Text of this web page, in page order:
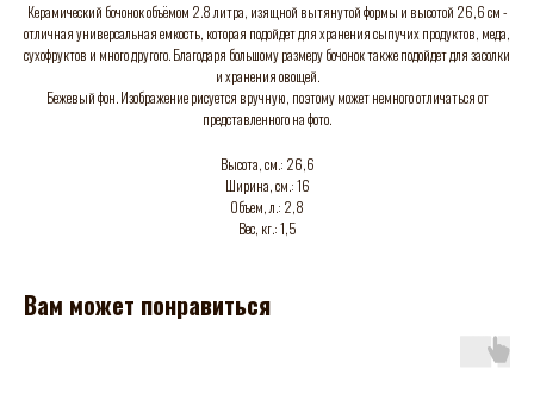
Керамический бочонок объёмом 2.8 литра, изящной вытянутой формы и высотой 26,6 см -
отличная универсальная емкость, которая подойдет для хранения сыпучих продуктов, меда,
сухофруктов и много другого. Благодаря большому размеру бочонок также подойдет для засолки
и хранения овощей.
Бежевый фон. Изображение рисуется вручную, поэтому может немного отличаться от
представленного на фото.
Высота, см.: 26,6
Ширина, см.: 16
Объем, л.: 2,8
Вес, кг.: 1,5
Вам может понравиться